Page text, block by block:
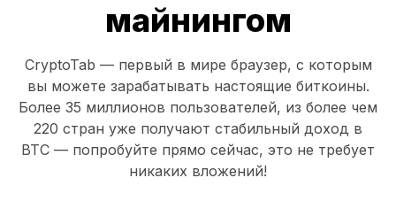
майнингом
CryptoTab — первый в мире браузер, с которым
вы можете зарабатывать настоящие биткоины.
Более 35 миллионов пользователей, из более чем
220 стран уже получают стабильный доход в
BTC — попробуйте прямо сейчас, это не требует
никаких вложений!